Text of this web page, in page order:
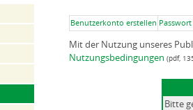
Benutzerkonto erstellen
Mit der Nutzung unseres
Nutzungsbedingungen (pdf,
Bitte